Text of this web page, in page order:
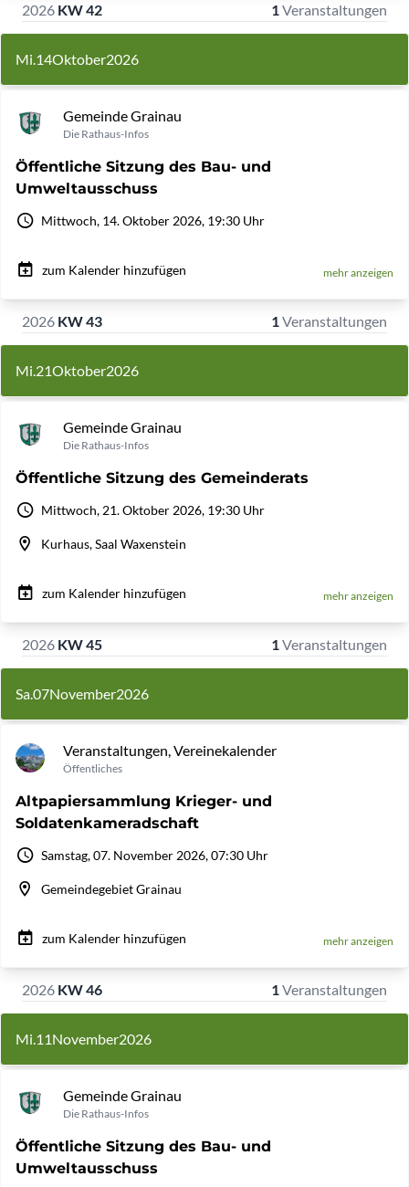
2026 KW 42 1Veranstaltungen
Mi.14Oktober2026
Gemeinde Grainau
Die Rathaus-Infos
Öffentliche Sitzung des Bau- und
Umweltausschuss
Mittwoch, 14. Oktober 2026, 19:30 Uhr
zum Kalender hinzufügen mehr anzeigen
2026 KW 43 1Veranstaltungen
Mi.21Oktober2026
Gemeinde Grainau
Die Rathaus-Infos
Öffentliche Sitzung des Gemeinderats
Mittwoch, 21. Oktober 2026, 19:30 Uhr
Kurhaus, Saal Waxenstein
zum Kalender hinzufügen mehr anzeigen
2026 KW 45 1Veranstaltungen
Sa.07November2026
Veranstaltungen, Vereinekalender
Öffentliches
Altpapiersammlung Krieger- und
Soldatenkameradschaft
Samstag, 07. November 2026, 07:30 Uhr
Gemeindegebiet Grainau
zum Kalender hinzufügen mehr anzeigen
2026 KW 46 1Veranstaltungen
Mi.11November2026
Gemeinde Grainau
Die Rathaus-Infos
Öffentliche Sitzung des Bau- und
Umweltausschuss